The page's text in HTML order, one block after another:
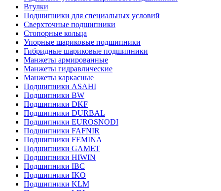
Втулки
Подшипники для специальных условий
Сверхточные подшипники
Стопорные кольца
Упорные шариковые подшипники
Гибридные шариковые подшипники
Манжеты армированные
Манжеты гидравлические
Манжеты каркасные
Подшипники ASAHI
Подшипники BW
Подшипники DKF
Подшипники DURBAL
Подшипники EUROSNODI
Подшипники FAFNIR
Подшипники FEMINA
Подшипники GAMET
Подшипники HIWIN
Подшипники IBC
Подшипники IKO
Подшипники KLM